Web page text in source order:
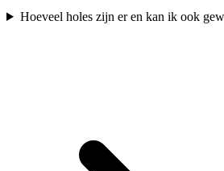
Hoeveel holes zijn er en kan ik ook